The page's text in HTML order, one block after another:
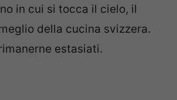
in cui si tocca il cielo, il
della cucina svizzera.
estasiati.